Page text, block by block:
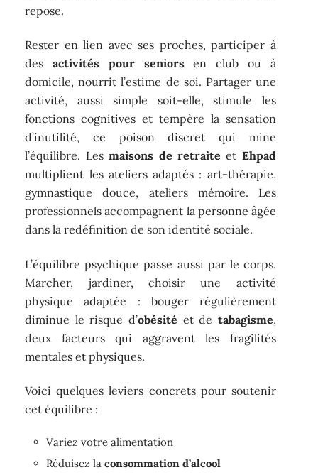
repose.
Rester en lien avec ses proches, participer à
desactivités pour seniorsen club ou à
domicile, nourrit l’estime de soi. Partager une
activité, aussi simple soit-elle, stimule les
fonctions cognitives et tempère la sensation
d’inutilité, ce poison discret qui mine
l’équilibre. Lesmaisons de retraite et Ehpad
multiplient les ateliers adaptés : art-thérapie,
gymnastique douce, ateliers mémoire. Les
professionnels accompagnent la personne âgée
dans la redéfinition de son identité sociale.
L’équilibre psychique passe aussi par le corps.
Marcher, jardiner, choisir une activité
physique adaptée : bouger régulièrement
diminue le risque d’obésité et de tabagisme,
deux facteurs qui aggravent les fragilités
mentales et physiques.
Voici quelques leviers concrets pour soutenir
cet équilibre :
Variez votre alimentation
Réduisez laconsommation d’alcool